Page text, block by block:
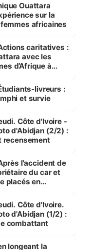
Ouattara
sur la
africaines
caritatives :
avec les
d’Afrique à
livreurs :
et survie
Côte d'Ivoire -
d'Abidjan (2/2) :
recensement
l'accident de
du car et
placés en
Côte d'Ivoire.
d'Abidjan (1/2) :
combattant
longeant la